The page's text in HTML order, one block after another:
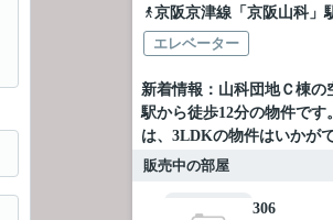
京阪京津線「 京阪山科」
エレベーター
新着情報：山科団地Ｃ棟の
駅から徒歩12分の物件です
は、3LDKの物件はいかが
販売中の部屋
306